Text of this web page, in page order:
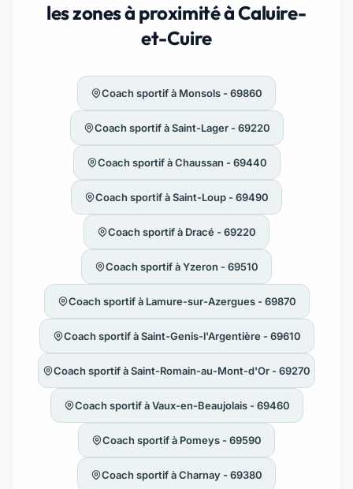
les zones à proximité à Caluire-
et-Cuire
Coach sportif à Monsols - 69860
Coach sportif à Saint-Lager - 69220
Coach sportif à Chaussan - 69440
Coach sportif à Saint-Loup - 69490
Coach sportif à Dracé - 69220
Coach sportif à Yzeron - 69510
Coach sportif à Lamure-sur-Azergues - 69870
Coach sportif à Saint-Genis-l'Argentière - 69610
Coach sportif à Saint-Romain-au-Mont-d'Or - 69270
Coach sportif à Vaux-en-Beaujolais - 69460
Coach sportif à Pomeys - 69590
Coach sportif à Charnay - 69380